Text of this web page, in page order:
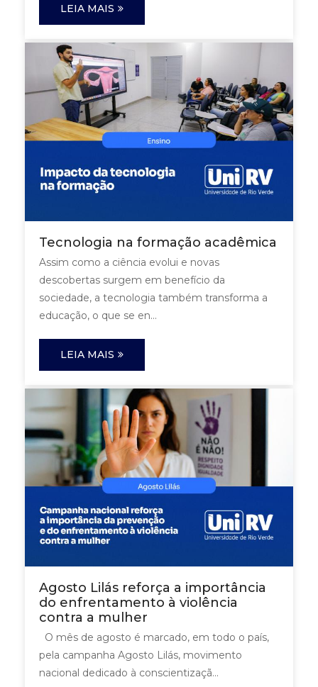
LEIA MAIS
Tecnologia na formação acadêmica
Assim como a ciência evolui e novas
descobertas surgem em benefício da
sociedade, a tecnologia também transforma a
educação, o que se en...
LEIA MAIS
Agosto Lilás reforça a importância
do enfrentamento à violência
contra a mulher
O mês de agosto é marcado, em todo o país,
pela campanha Agosto Lilás, movimento
nacional dedicado à conscientizaçã...